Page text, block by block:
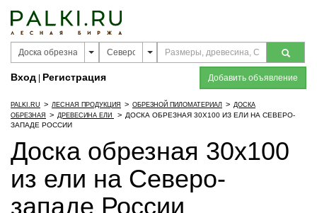
Вход | Регистрация Добавить объявление
PALKI.RU > ЛЕСНАЯ ПРОДУКЦИЯ > ОБРЕЗНОЙ ПИЛОМАТЕРИАЛ > ДОСКА
ОБРЕЗНАЯ
> ДРЕВЕСИНА ЕЛИ > ДОСКА ОБРЕЗНАЯ 30Х100 ИЗ ЕЛИ НА СЕВЕРО-
ЗАПАДЕ РОССИИ
Доска обрезная 30х100
из ели на Северо-
западе России